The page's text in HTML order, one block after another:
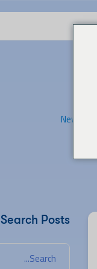
News
Search Posts